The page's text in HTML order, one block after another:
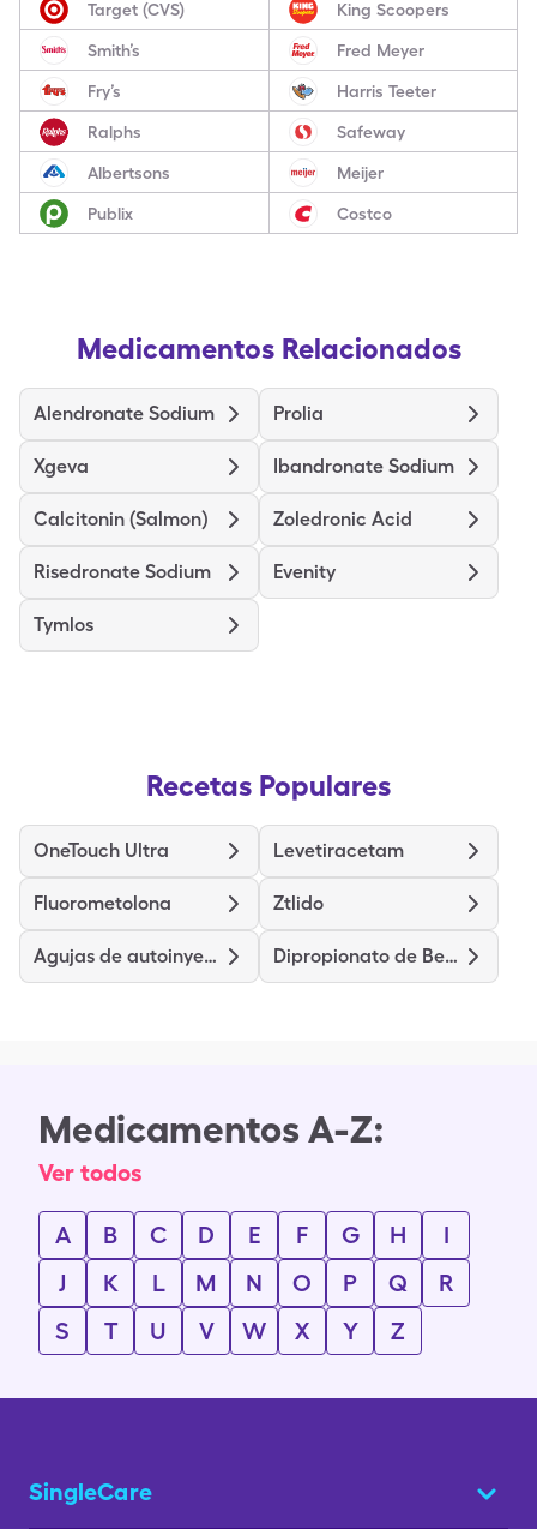
Target (CVS) King Scoopers
Smith’s Fred Meyer
Fry’s Harris Teeter
Ralphs Safeway
Albertsons Meijer
Publix Costco
Medicamentos Relacionados
Alendronate Sodium Prolia
Xgeva Ibandronate Sodium
Calcitonin (Salmon) Zoledronic Acid
Risedronate Sodium Evenity
Tymlos
Recetas Populares
OneTouch Ultra Levetiracetam
Fluorometolona Ztlido
Agujas de autoinyector de Droplet Dipropionato de Betametasona
Medicamentos A-Z:
Ver todos
A B C D E F G H
I
J
K L M N O P Q
R
S
T U V W X Y Z
SingleCare